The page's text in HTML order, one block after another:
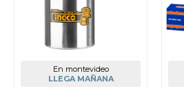
En montevideo
LLEGA MAÑANA